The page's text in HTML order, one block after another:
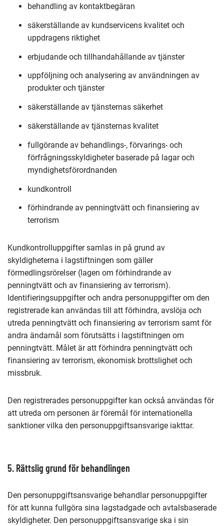
behandling av kontaktbegäran
säkerställande av kundservicens kvalitet och
uppdragens riktighet
erbjudande och tillhandahållande av tjänster
uppföljning och analysering av användningen av
produkter och tjänster
säkerställande av tjänsternas säkerhet
säkerställande av tjänsternas kvalitet
fullgörande av behandlings-, förvarings- och
förfrågningsskyldigheter baserade på lagar och
myndighetsförordnanden
kundkontroll
förhindrande av penningtvätt och finansiering av
terrorism
Kundkontrolluppgifter samlas in på grund av
skyldigheterna i lagstiftningen som gäller
förmedlingsrörelser (lagen om förhindrande av
penningtvätt och av finansiering av terrorism).
Identifieringsuppgifter och andra personuppgifter om den
registrerade kan användas till att förhindra, avslöja och
utreda penningtvätt och finansiering av terrorism samt för
andra ändamål som förutsätts i lagstiftningen om
penningtvätt. Målet är att förhindra penningtvätt och
finansiering av terrorism, ekonomisk brottslighet och
missbruk.
Den registrerades personuppgifter kan också användas för
att utreda om personen är föremål för internationella
sanktioner vilka den personuppgiftsansvarige iakttar.
5. Rättslig grund för behandlingen
Den personuppgiftsansvarige behandlar personuppgifter
för att kunna fullgöra sina lagstadgade och avtalsbaserade
skyldigheter. Den personuppgiftsansvarige ska i sin